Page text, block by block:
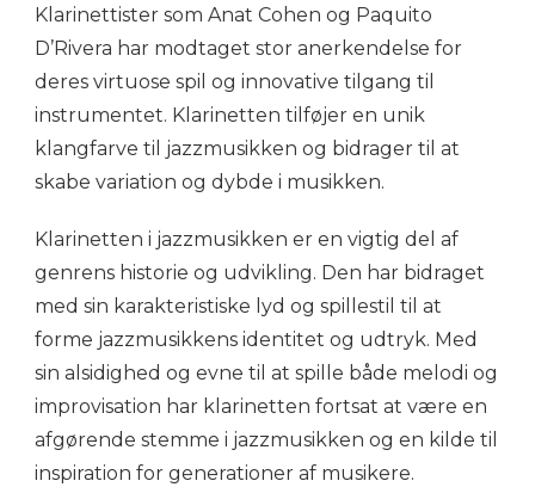
Klarinettister som Anat Cohen og Paquito
D’Rivera har modtaget stor anerkendelse for
deres virtuose spil og innovative tilgang til
instrumentet. Klarinetten tilføjer en unik
klangfarve til jazzmusikken og bidrager til at
skabe variation og dybde i musikken.
Klarinetten i jazzmusikken er en vigtig del af
genrens historie og udvikling. Den har bidraget
med sin karakteristiske lyd og spillestil til at
forme jazzmusikkens identitet og udtryk. Med
sin alsidighed og evne til at spille både melodi og
improvisation har klarinetten fortsat at være en
afgørende stemme i jazzmusikken og en kilde til
inspiration for generationer af musikere.